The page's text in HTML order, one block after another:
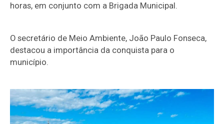
horas, em conjunto com a Brigada Municipal.
O secretário de Meio Ambiente, João Paulo Fonseca,
destacou a importância da conquista para o
município.